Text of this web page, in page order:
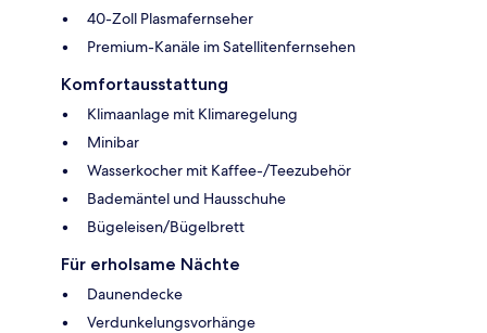
40-Zoll Plasmafernseher
Premium-Kanäle im Satellitenfernsehen
Komfortausstattung
Klimaanlage mit Klimaregelung
Minibar
Wasserkocher mit Kaffee-/Teezubehör
Bademäntel und Hausschuhe
Bügeleisen/Bügelbrett
Für erholsame Nächte
Daunendecke
Verdunkelungsvorhänge